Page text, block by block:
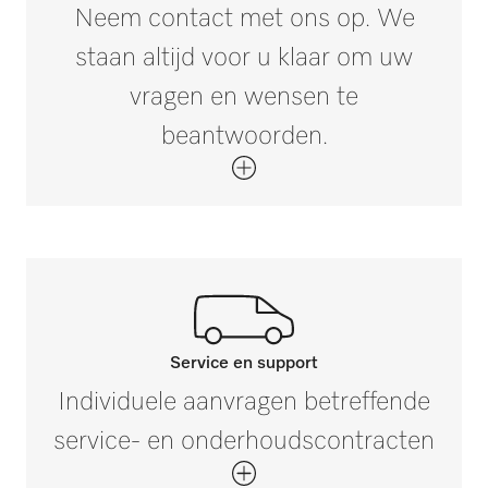
wordt meegeleverd
Niet van het apparaat afhankelijke
Neem contact met ons op. We
staan altijd voor u klaar om uw
vragen en wensen te
beantwoorden.
Neem contact op met onze
experts.
nodig hebben, neem dan contact met ons
Service en support
Individuele aanvragen betreffende
service- en onderhoudscontracten